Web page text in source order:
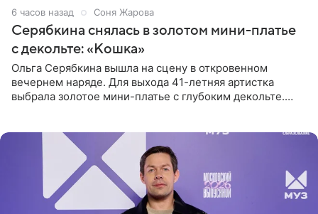
6 часов назад Соня Жарова
Серябкина снялась в золотом мини-платье
с декольте: «Кошка»
Ольга Серябкина вышла на сцену в откровенном
вечернем наряде. Для выхода 41-летняя артистка
выбрала золотое мини-платье с глубоким декольте.